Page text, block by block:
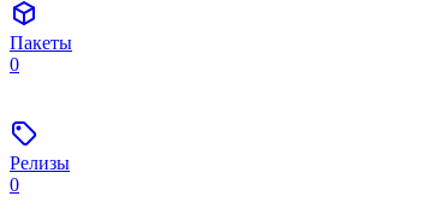
Пакеты
0
Релизы
0